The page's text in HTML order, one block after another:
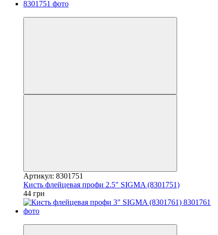
Артикул: 8301751
Кисть флейцевая профи 2.5" SIGMA (8301751)
44 грн